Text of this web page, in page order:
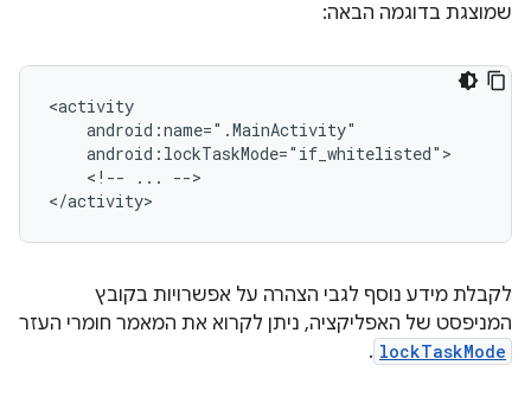
שמוצגת בדוגמה הבאה:
<!--
...
-->
לקבלת מידע נוסף לגבי הצהרה על אפשרויות בקובץ
המניפסט של האפליקציה, ניתן לקרוא את המאמר חומרי העזר
lockTaskMode
.